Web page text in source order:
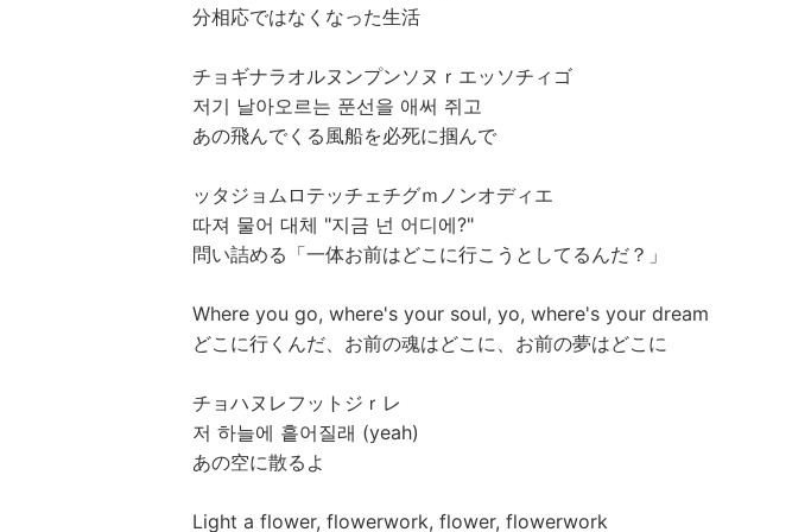
分相応ではなくなった生活
チョギナラオルヌンプンソヌｒエッソチィゴ
저기 날아오르는 푼선을 애써 쥐고
あの飛んでくる風船を必死に掴んで
ッタジョムロテッチェチグｍノンオディエ
따져 물어 대체 "지금 넌 어디에?"
問い詰める「一体お前はどこに行こうとしてるんだ？」
Where you go, where's your soul, yo, where's your dream
どこに行くんだ、お前の魂はどこに、お前の夢はどこに
チョハヌレフットジｒレ
저 하늘에 흩어질래 (yeah)
あの空に散るよ
Light a flower, flowerwork, flower, flowerwork